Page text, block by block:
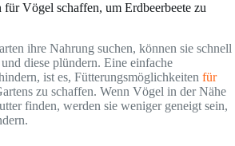
Vögel schaffen, um Erdbeerbeete zu
ihre Nahrung suchen, können sie schnell
diese plündern. Eine einfache
ist es, Fütterungsmöglichkeiten für
zu schaffen. Wenn Vögel in der Nähe
finden, werden sie weniger geneigt sein,